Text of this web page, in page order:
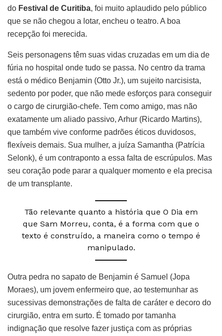
do Festival de Curitiba, foi muito aplaudido pelo público
que se não chegou a lotar, encheu o teatro. A boa
recepção foi merecida.
Seis personagens têm suas vidas cruzadas em um dia de
fúria no hospital onde tudo se passa. No centro da trama
está o médico Benjamin (Otto Jr.), um sujeito narcisista,
sedento por poder, que não mede esforços para conseguir
o cargo de cirurgião-chefe. Tem como amigo, mas não
exatamente um aliado passivo, Arhur (Ricardo Martins),
que também vive conforme padrões éticos duvidosos,
flexíveis demais. Sua mulher, a juíza Samantha (Patrícia
Selonk), é um contraponto a essa falta de escrúpulos. Mas
seu coração pode parar a qualquer momento e ela precisa
de um transplante.
Tão relevante quanto a história que O Dia em
que Sam Morreu, conta, é a forma com que o
texto é construído, a maneira como o tempo é
manipulado.
Outra pedra no sapato de Benjamin é Samuel (Jopa
Moraes), um jovem enfermeiro que, ao testemunhar as
sucessivas demonstrações de falta de caráter e decoro do
cirurgião, entra em surto. É tomado por tamanha
indignação que resolve fazer justiça com as próprias